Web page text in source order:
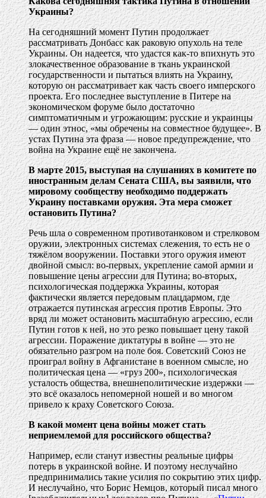
Украины?
На сегодняшний момент Путин продолжает
рассматривать Донбасс как раковую опухоль на теле
Украины. Он надеется, что удастся как-то впихнуть это
злокачественное образование в ткань украинской
государственности и пытаться влиять на Украину,
которую он рассматривает как часть своего имперского
проекта. Его последнее выступление в Питере на
экономическом форуме было достаточно
симптоматичным и угрожающим: русские и украинцы
— один этнос, «мы обречены на совместное будущее». В
устах Путина эта фраза — новое предупреждение, что
война на Украине ещё не закончена.
В марте 2015, выступая на слушаниях в комитете по
иностранным делам Сената США, вы заявили, что
мировому сообществу необходимо поддержать
Украину поставками оружия. Эта мера сможет
остановить Путина?
Речь шла о современном противотанковом и стрелковом
оружии, электронных системах слежения, то есть не о
тяжёлом вооружении. Поставки этого оружия имеют
двойной смысл: во-первых, укрепление самой армии и
повышение цены агрессии для Путина; во-вторых,
психологическая поддержка Украины, которая
фактически является передовым плацдармом, где
отражается путинская агрессия против Европы. Это
вряд ли может остановить масштабную агрессию, если
Путин готов к ней, но это резко повышает цену такой
агрессии. Поражение диктатуры в войне — это не
обязательно разгром на поле боя. Советский Союз не
проиграл войну в Афганистане в военном смысле, но
политическая цена — «груз 200», психологическая
усталость общества, внешнеполитические издержки —
это всё оказалось непомерной ношей и во многом
привело к краху Советского Союза.
В какой момент цена войны может стать
неприемлемой для российского общества?
Например, если станут известны реальные цифры
потерь в украинской войне. И поэтому неслучайно
предпринимались такие усилия по сокрытию этих цифр.
И неслучайно, что Борис Немцов, который писал много